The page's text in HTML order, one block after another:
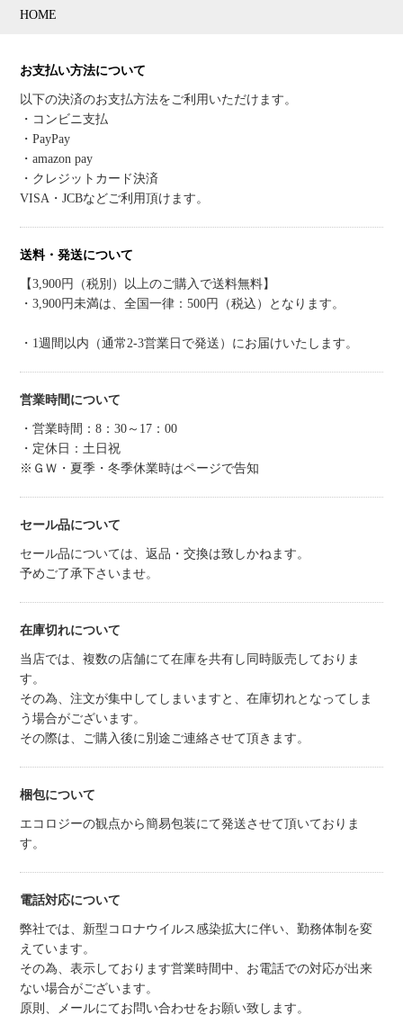
HOME
お支払い方法について
以下の決済のお支払方法をご利用いただけます。
・コンビニ支払
・PayPay
・amazon pay
・クレジットカード決済
VISA・JCBなどご利用頂けます。
送料・発送について
【3,900円（税別）以上のご購入で送料無料】
・3,900円未満は、全国一律：500円（税込）となります。
・1週間以内（通常2-3営業日で発送）にお届けいたします。
営業時間について
・営業時間：8：30～17：00
・定休日：土日祝
※ＧＷ・夏季・冬季休業時はページで告知
セール品について
セール品については、返品・交換は致しかねます。
予めご了承下さいませ。
在庫切れについて
当店では、複数の店舗にて在庫を共有し同時販売しておりま
す。
その為、注文が集中してしまいますと、在庫切れとなってしま
う場合がございます。
その際は、ご購入後に別途ご連絡させて頂きます。
梱包について
エコロジーの観点から簡易包装にて発送させて頂いておりま
す。
電話対応について
弊社では、新型コロナウイルス感染拡大に伴い、勤務体制を変
えています。
その為、表示しております営業時間中、お電話での対応が出来
ない場合がございます。
原則、メールにてお問い合わせをお願い致します。